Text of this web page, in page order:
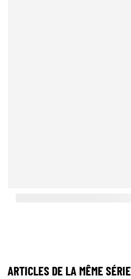
ARTICLES DE LA MÊME SÉRIE